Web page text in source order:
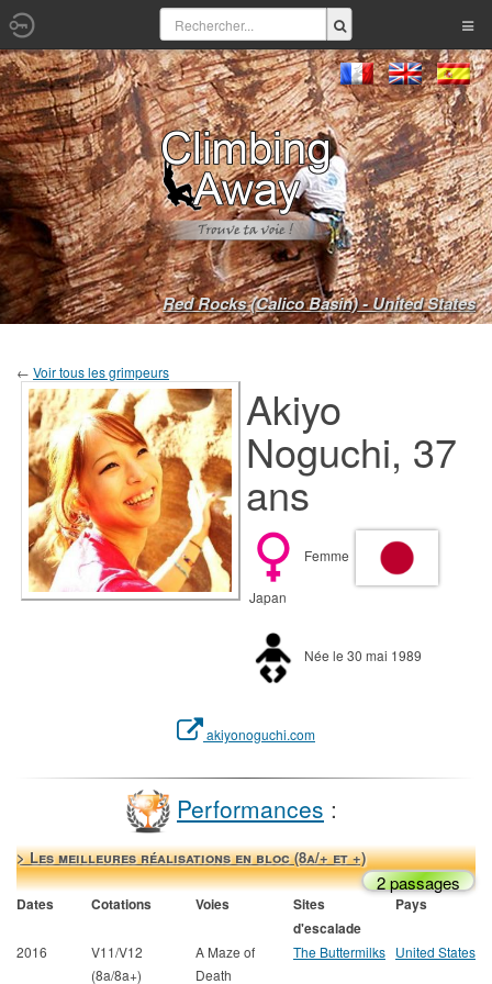
Red Rocks (Calico Basin) - United States
← Voir tous les grimpeurs
Akiyo
Noguchi, 37
ans
Femme
Japan
Née le 30 mai 1989
akiyonoguchi.com
Performances :
> Les meilleures réalisations en bloc (8a/+ et +)
2 passages
Dates Cotations Voies
Sites
d'escalade
Pays
2016
V11/V12
(8a/8a+)
A Maze of
Death
The Buttermilks United States